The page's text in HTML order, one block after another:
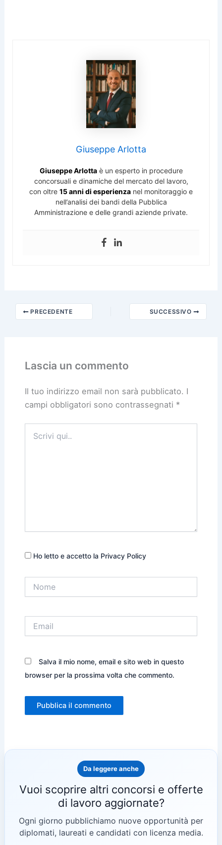
Giuseppe Arlotta
Giuseppe Arlottaè un esperto in procedure
concorsuali e dinamiche del mercato del lavoro,
con oltre 15 anni di esperienza nel monitoraggio e
nell’analisi dei bandi della Pubblica
Amministrazione e delle grandi aziende private.
PRECEDENTE SUCCESSIVO
Lascia un commento
Il tuo indirizzo email non sarà pubblicato. I
campi obbligatori sono contrassegnati *
qui..
Ho letto e accetto la Privacy Policy
Salva il mio nome, email e sito web in questo
browser per la prossima volta che commento.
Da leggere anche
Vuoi scoprire altri concorsi e offerte
di lavoro aggiornate?
Ogni giorno pubblichiamo nuove opportunità per
diplomati, laureati e candidati con licenza media.